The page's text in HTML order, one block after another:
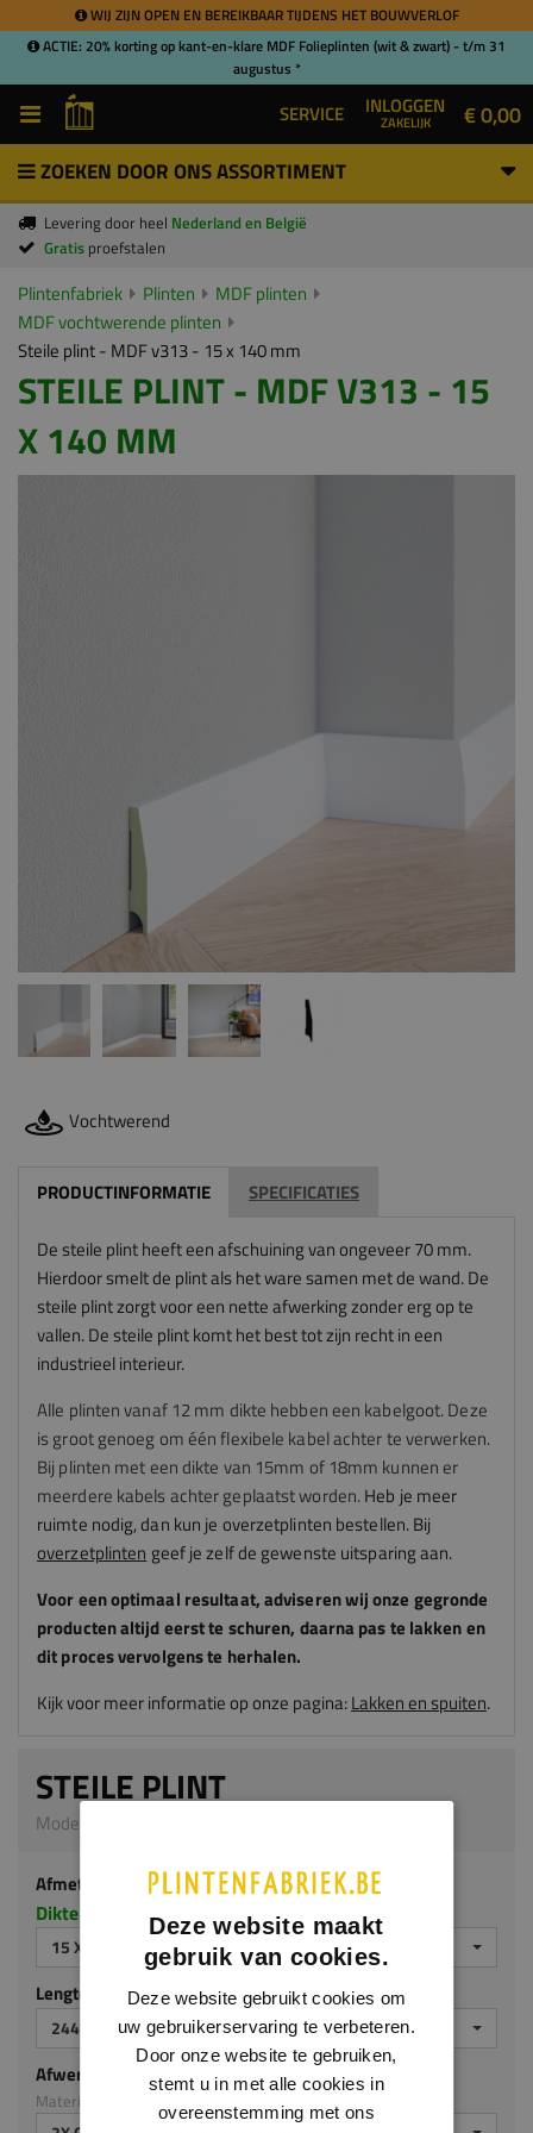
WIJ ZIJN OPEN EN BEREIKBAAR TIJDENS HET BOUWVERLOF
ACTIE: 20% korting op kant-en-klare MDF Folieplinten (wit & zwart) - t/m 31
augustus *
SERVICE INLOGGEN
ZAKELIJK € 0,00
ZOEKEN DOOR ONS ASSORTIMENT
Levering door heel Nederland en België
Gratis proefstalen
Plintenfabriek Plinten
MDF plinten
MDF vochtwerende plinten
Steile plint - MDF v313 - 15 x 140 mm
STEILE PLINT - MDF V313 - 15
X 140 MM
Vochtwerend
PRODUCTINFORMATIE SPECIFICATIES
De steile plint heeft een afschuining van ongeveer 70 mm.
Hierdoor smelt de plint als het ware samen met de wand. De
steile plint zorgt voor een nette afwerking zonder erg op te
vallen. De steile plint komt het best tot zijn recht in een
industrieel interieur.
Alle plinten vanaf 12 mm dikte hebben een kabelgoot. Deze
is groot genoeg om één flexibele kabel achter te verwerken.
Bij plinten met een dikte van 15mm of 18mm kunnen er
meerdere kabels achter geplaatst worden.Heb je meer
ruimte nodig, dan kun je overzetplinten bestellen. Bij
overzetplinten geef je zelf de gewenste uitsparing aan.
Voor een optimaal resultaat, adviserenwijonze gegronde
producten altijd eerst te schuren, daarna pas te lakken en
dit proces vervolgens te herhalen.
Kijk voor meer informatie op onze pagina:Lakken en spuiten.
STEILE PLINT
Model 0118 | 15 x 140 mm | MDF v313
Afmeting
Dikte x hoogte in millimeters
15 X 140 MM
Lengte (mm)
2440 MM
Afwerking
Materiaal: MDF v313
Deze website maakt
gebruik van cookies.
Deze website gebruikt cookies om
uw gebruikerservaring te verbeteren.
Door onze website te gebruiken,
stemt u in met alle cookies in
overeenstemming met ons